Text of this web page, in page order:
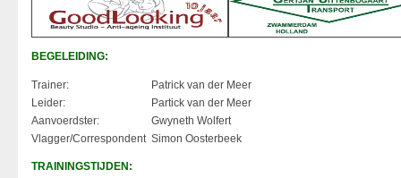
BEGELEIDING:
Trainer:
Patrick van der Meer
Leider:
Partick van der Meer
Aanvoerdster:
Gwyneth Wolfert
Vlagger/Correspondent Simon Oosterbeek
TRAININGSTIJDEN: